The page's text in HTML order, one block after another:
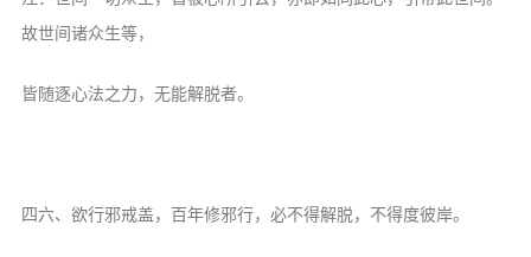
寺院巡览
活动记录
故世间诸众生等，
皆随逐心法之力，无能解脱者。
四六、欲行邪戒盖，百年修邪行，必不得解脱，不得度彼岸。